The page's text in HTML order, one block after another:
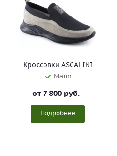
Кроссовки ASCALINI
Мало
от 7 800 руб.
Подробнее